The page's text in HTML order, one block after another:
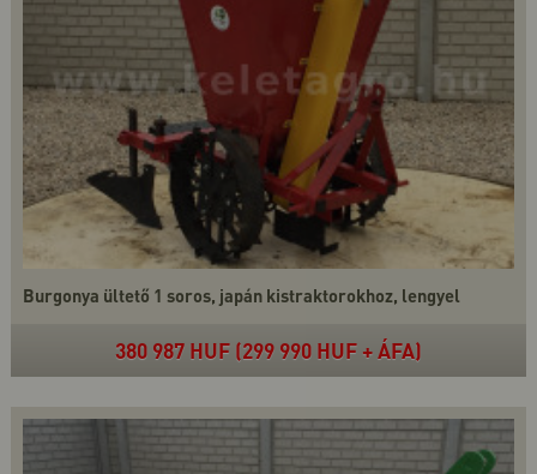
Burgonya ültető 1 soros, japán kistraktorokhoz, lengyel
380 987 HUF (299 990 HUF + ÁFA)